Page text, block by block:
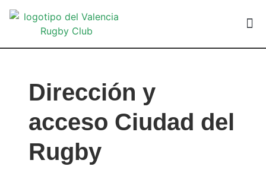
Dirección y
acceso Ciudad del
Rugby